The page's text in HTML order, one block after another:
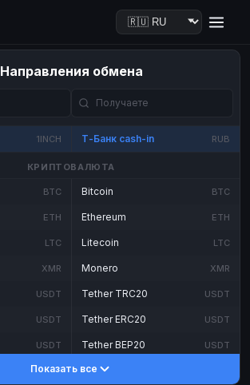
Направления обмена
1INCH Т-Банк cash-in RUB
КРИПТОВАЛЮТА
BTC
ETH
LTC
XMR
USDT
USDT
USDT
DASH
Bitcoin BTC
Ethereum ETH
Litecoin LTC
Monero XMR
Tether TRC20 USDT
Tether ERC20 USDT
Tether BEP20 USDT
DASH
Показать все